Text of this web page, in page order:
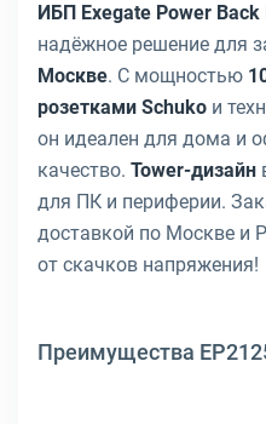
ИБП Exegate Power Back
надёжное решение для
Москве. С мощностью
розетками Schuko и
он идеален для дома и
качество. Tower-дизайн
для ПК и периферии.
доставкой по Москве и
от скачков напряжения!
Преимущества